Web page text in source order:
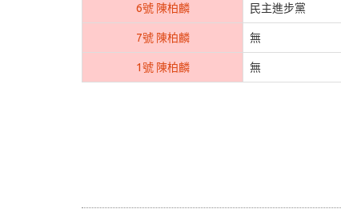
6號 陳柏麟 民主進步黨
7號 陳柏麟 無
1號 陳柏麟 無